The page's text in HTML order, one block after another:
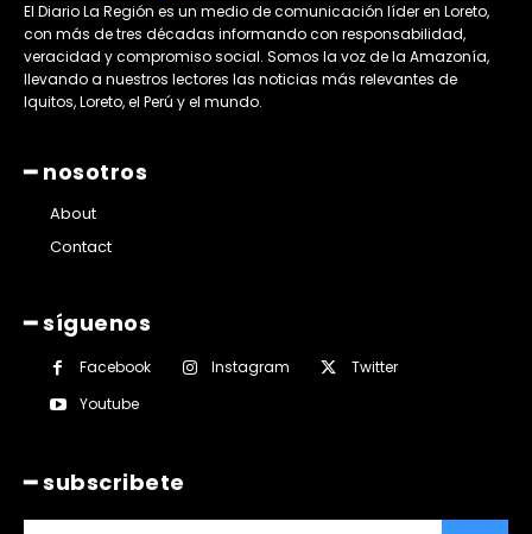
El Diario La Región es un medio de comunicación líder en Loreto,
con más de tres décadas informando con responsabilidad,
veracidad y compromiso social. Somos la voz de la Amazonía,
llevando a nuestros lectores las noticias más relevantes de
Iquitos, Loreto, el Perú y el mundo.
━ nosotros
About
Contact
━ síguenos
Facebook Instagram
Twitter
Youtube
━ subscribete